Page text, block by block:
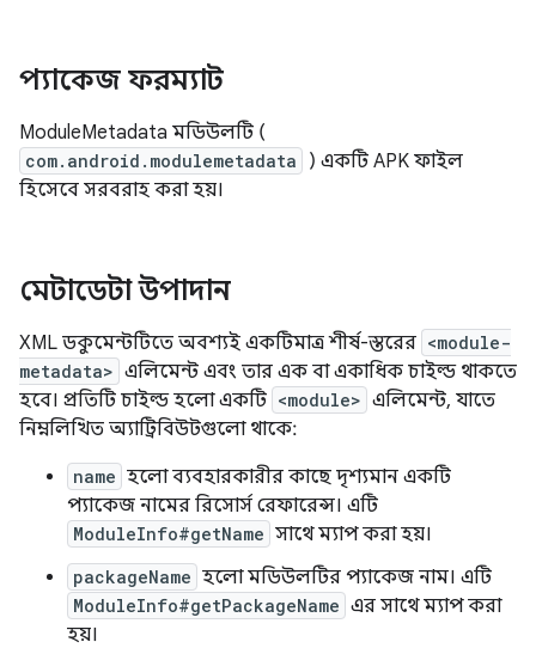
প্যাকেজ ফরম্যাট
ModuleMetadata মডিউলটি (
com.android.modulemetadata
) একটি APK ফাইল
হিসেবে সরবরাহ করা হয়।
মেটাডেটা উপাদান
XML ডকুমেন্টটিতে অবশ্যই একটিমাত্র শীর্ষ-স্তরের <module-
metadata> এলিমেন্ট এবং তার এক বা একাধিক চাইল্ড থাকতে
হবে। প্রতিটি চাইল্ড হলো একটি <module> এলিমেন্ট, যাতে
নিম্নলিখিত অ্যাট্রিবিউটগুলো থাকে:
name হলো ব্যবহারকারীর কাছে দৃশ্যমান একটি
প্যাকেজ নামের রিসোর্স রেফারেন্স। এটি
ModuleInfo#getName সাথে ম্যাপ করা হয়।
packageName হলো মডিউলটির প্যাকেজ নাম। এটি
ModuleInfo#getPackageName এর সাথে ম্যাপ করা
হয়।